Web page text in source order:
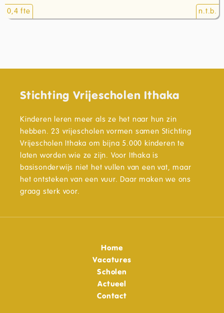
0,4 fte n.t.b.
Stichting Vrijescholen Ithaka
Kinderen leren meer als ze het naar hun zin
hebben. 23 vrijescholen vormen samen Stichting
Vrijescholen Ithaka om bijna 5.000 kinderen te
laten worden wie ze zijn. Voor Ithaka is
basisonderwijs niet het vullen van een vat, maar
het ontsteken van een vuur. Daar maken we ons
graag sterk voor.
Home
Vacatures
Scholen
Actueel
Contact